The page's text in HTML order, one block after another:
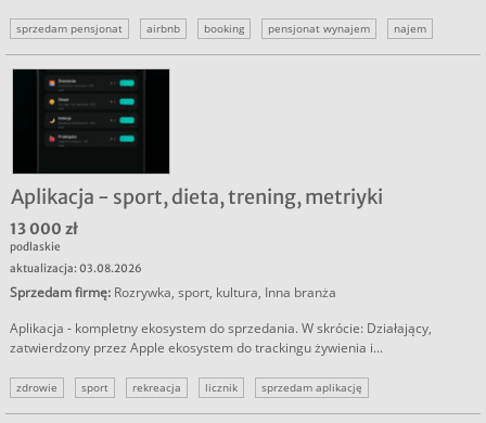
sprzedam pensjonat airbnb booking pensjonat wynajem
najem
pensjonat na sprzedaż
Aplikacja - sport, dieta, trening, metriyki
13 000 zł
podlaskie
aktualizacja: 03.08.2026
Sprzedam firmę: Rozrywka, sport, kultura, Inna branża
Aplikacja - kompletny ekosystem do sprzedania. W skrócie: Działający,
zatwierdzony przez Apple ekosystem do trackingu żywienia i...
zdrowie sport rekreacja licznik
sprzedam aplikację
inwestor do aplikacji
inwestycja w aplikację